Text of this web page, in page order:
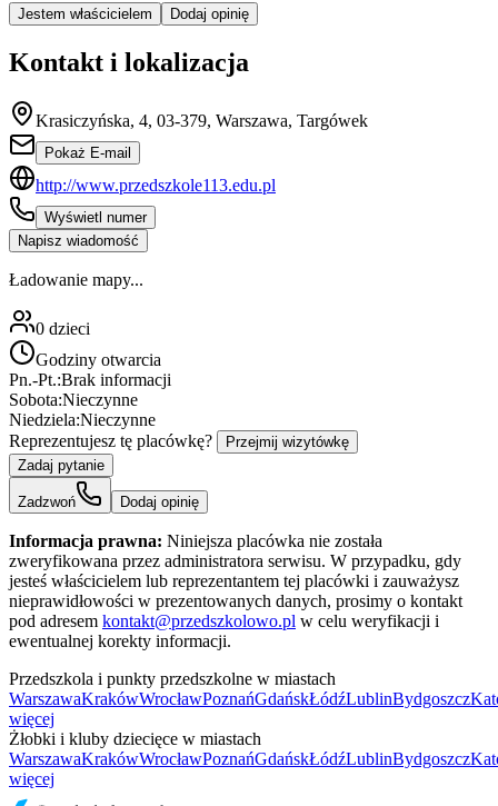
Jestem właścicielem Dodaj opinię
Kontakt i lokalizacja
Krasiczyńska, 4, 03-379, Warszawa, Targówek
Pokaż E-mail
http://www.przedszkole113.edu.pl
Wyświetl numer
Napisz wiadomość
Ładowanie mapy...
0 dzieci
Godziny otwarcia
Pn.-Pt.:Brak informacji
Sobota:Nieczynne
Niedziela:Nieczynne
Reprezentujesz tę placówkę?
Przejmij wizytówkę
Zadaj pytanie
Zadzwoń Dodaj opinię
Informacja prawna: Niniejsza placówka nie została
zweryfikowana przez administratora serwisu. W przypadku, gdy
jesteś właścicielem lub reprezentantem tej placówki i zauważysz
nieprawidłowości w prezentowanych danych, prosimy o kontakt
pod adresem kontakt@przedszkolowo.pl w celu weryfikacji i
ewentualnej korekty informacji.
Przedszkola i punkty przedszkolne w miastach
WarszawaKrakówWrocławPoznańGdańskŁódźLublinBydgoszcz
więcej
Żłobki i kluby dziecięce w miastach
WarszawaKrakówWrocławPoznańGdańskŁódźLublinBydgoszcz
więcej